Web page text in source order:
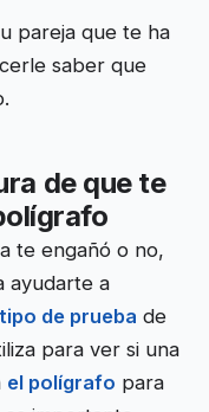
pareja que te ha
saber que
de que te
te engañó o no,
ayudarte a
de prueba de
para ver si una
el polígrafo para